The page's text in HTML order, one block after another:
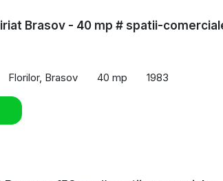
Brasov - 40 mp # spatii-
Florilor, Brasov 40 mp 1983